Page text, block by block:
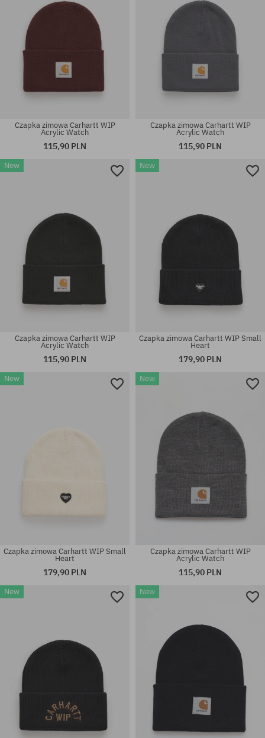
Czapka zimowa Carhartt WIP
Acrylic Watch
115,90 PLN
Czapka zimowa Carhartt WIP
Acrylic Watch
115,90 PLN
New
Czapka zimowa Carhartt WIP
Acrylic Watch
115,90 PLN
New
Czapka zimowa Carhartt WIP Small
Heart
179,90 PLN
New
Czapka zimowa Carhartt WIP Small
Heart
179,90 PLN
New
Czapka zimowa Carhartt WIP
Acrylic Watch
115,90 PLN
New New